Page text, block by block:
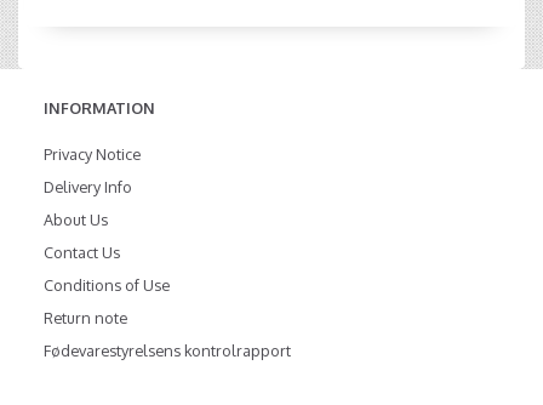
INFORMATION
Privacy Notice
Delivery Info
About Us
Contact Us
Conditions of Use
Return note
Fødevarestyrelsens kontrolrapport